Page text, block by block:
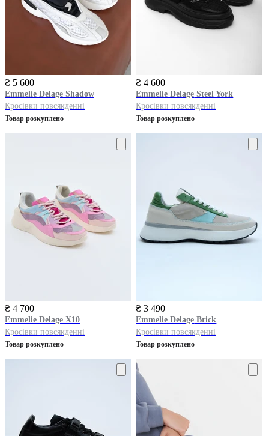
₴ 5 600
Emmelie Delage Shadow
Кросівки повсякденні
Товар розкуплено
₴ 4 600
Emmelie Delage Steel York
Кросівки повсякденні
Товар розкуплено
₴ 4 700
Emmelie Delage Х10
Кросівки повсякденні
Товар розкуплено
₴ 3 490
Emmelie Delage Brick
Кросівки повсякденні
Товар розкуплено